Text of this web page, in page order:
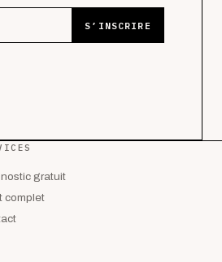
S’INSCRIRE
gratuit
complet